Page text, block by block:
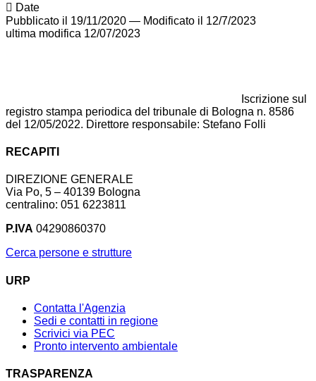
Date
Pubblicato il 19/11/2020 — Modificato il 12/7/2023
ultima modifica 12/07/2023
Iscrizione sul
registro stampa periodica del tribunale di Bologna n. 8586
del 12/05/2022. Direttore responsabile: Stefano Folli
RECAPITI
DIREZIONE GENERALE
Via Po, 5 – 40139 Bologna
centralino: 051 6223811
P.IVA 04290860370
Cerca persone e strutture
URP
Contatta l'Agenzia
Sedi e contatti in regione
Scrivici via PEC
Pronto intervento ambientale
TRASPARENZA